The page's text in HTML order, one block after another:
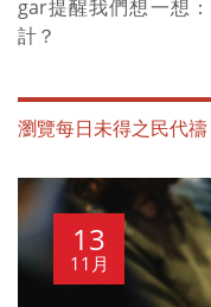
gar提醒我們想一想
計？
瀏覽每日未得之民代禱
13
11月